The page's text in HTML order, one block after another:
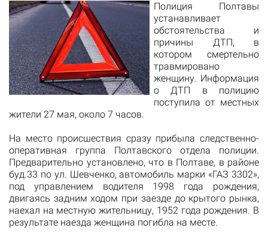
Полиция Полтавы
устанавливает
обстоятельства и
причины ДТП, в
котором смертельно
травмировано
женщину. Информация
о ДТП в полицию
поступила от местных
жители 27 мая, около 7 часов.
На место происшествия сразу прибыла следственно-
оперативная группа Полтавского отдела полиции.
Предварительно установлено, что в Полтаве, в районе
буд.33 по ул. Шевченко, автомобиль марки «ГАЗ 3302»,
под управлением водителя 1998 года рождения,
двигаясь задним ходом при заезде до крытого рынка,
наехал на местную жительницу, 1952 года рождения. В
результате наезда женщина погибла на месте.